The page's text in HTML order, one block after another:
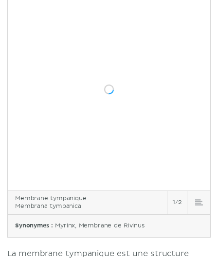
Membrane tympanique
Membrana tympanica
1/2
Synonymes : Myrinx, Membrane de Rivinus
La membrane tympanique est une structure